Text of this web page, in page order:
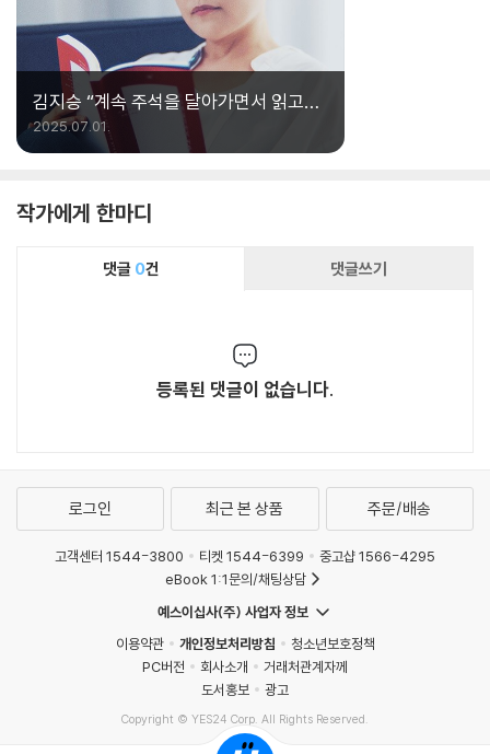
김지승 “계속 주석을 달아가면서 읽고
쓰기“
2025.07.01.
작가에게 한마디
댓글 0건 댓글쓰기
등록된 댓글이 없습니다.
로그인 최근 본 상품 주문/배송
고객센터 1544-3800 티켓 1544-6399
중고샵 1566-4295
eBook 1:1문의/채팅상담
예스이십사(주) 사업자 정보
이용약관
개인정보처리방침
청소년보호정책
PC버전
회사소개
거래처관계자께
도서홍보
광고
Copyright © YES24 Corp. All Rights Reserved.